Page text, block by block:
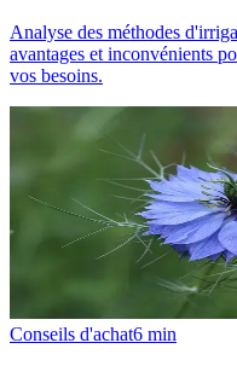
Analyse des méthodes
avantages et inconvénients
vos besoins.
Conseils d'achat6 min